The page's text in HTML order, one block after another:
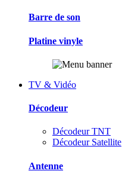
Barre de son
Platine vinyle
TV & Vidéo
Décodeur
Décodeur TNT
Décodeur Satellite
Antenne